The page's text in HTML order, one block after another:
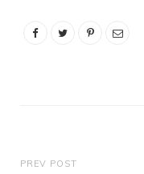
PREV POST